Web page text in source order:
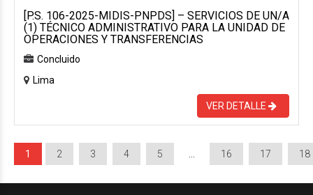
[P.S. 106-2025-MIDIS-PNPDS] – SERVICIOS DE UN/A
(1) TÉCNICO ADMINISTRATIVO PARA LA UNIDAD DE
OPERACIONES Y TRANSFERENCIAS
Concluido
Lima
VER DETALLE
1 2 3 4 5 16 17 18